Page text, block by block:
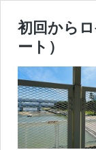
初回から
ート）